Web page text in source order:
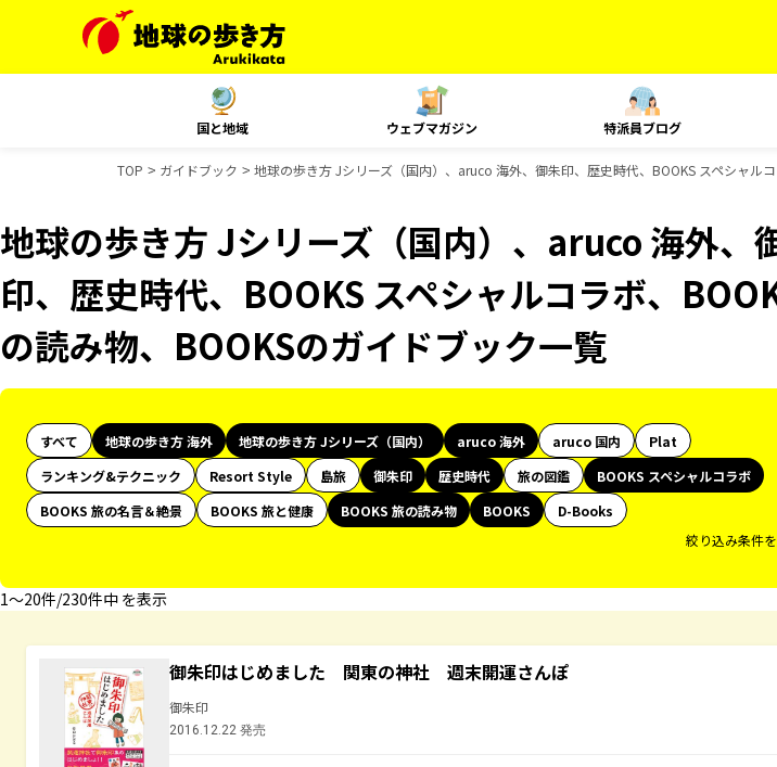
国と地域 ウェブマガジン 特派員ブログ
TOP ガイドブック 地球の歩き方 Jシリーズ（国内）、aruco 海外、御朱印、歴史時代、BOOKS スペシャル
地球の歩き方 Jシリーズ（国内）、aruco 海外、
印、歴史時代、BOOKS スペシャルコラボ、
の読み物、BOOKSのガイドブック一覧
すべて 地球の歩き方 海外 地球の歩き方 Jシリーズ（国内） aruco 海外 aruco 国内
Plat
ランキング&テクニック
Resort Style 島旅 御朱印 歴史時代 旅の図鑑
BOOKS スペシャルコラボ
BOOKS 旅の名言＆絶景
BOOKS 旅と健康 BOOKS 旅の読み物 BOOKS
D-Books
絞り込み条件
1〜20件/230件中 を表示
御朱印はじめました 関東の神社 週末開運さんぽ
御朱印
2016.12.22 発売